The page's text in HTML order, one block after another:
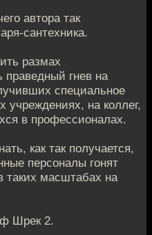
автора так
сантехника.
размах
гнев на
специальное
учреждениях, на коллег,
в профессионалах.
как так получается,
персоналы гонят
таких масштабах на
Шрек 2.